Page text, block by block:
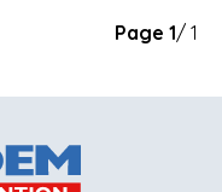
Page 1/ 1